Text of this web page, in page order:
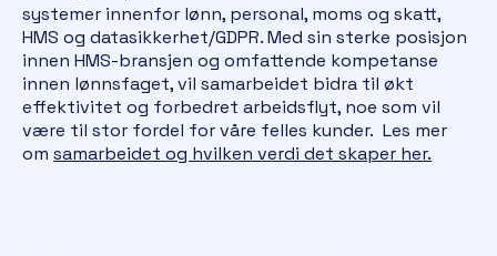
systemer innenfor lønn, personal, moms og skatt,
HMS og datasikkerhet/GDPR. Med sin sterke posisjon
innen HMS-bransjen og omfattende kompetanse
innen lønnsfaget, vil samarbeidet bidra til økt
effektivitet og forbedret arbeidsflyt, noe som vil
være til stor fordel for våre felles kunder. Les mer
om samarbeidet og hvilken verdi det skaper her.